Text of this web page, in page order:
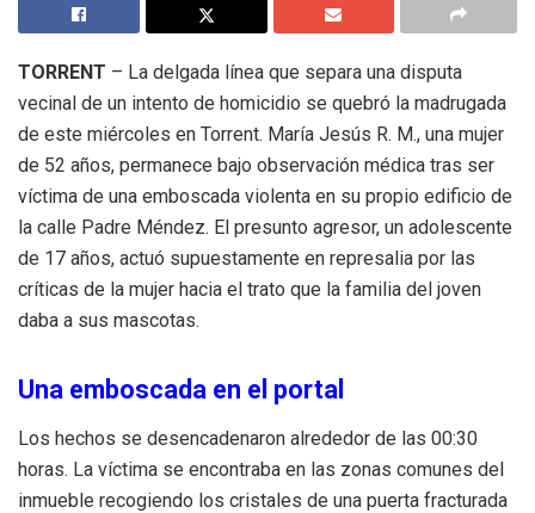
TORRENT – La delgada línea que separa una disputa
vecinal de un intento de homicidio se quebró la madrugada
de este miércoles en Torrent. María Jesús R. M., una mujer
de 52 años, permanece bajo observación médica tras ser
víctima de una emboscada violenta en su propio edificio de
la calle Padre Méndez. El presunto agresor, un adolescente
de 17 años, actuó supuestamente en represalia por las
críticas de la mujer hacia el trato que la familia del joven
daba a sus mascotas.
Una emboscada en el portal
Los hechos se desencadenaron alrededor de las 00:30
horas. La víctima se encontraba en las zonas comunes del
inmueble recogiendo los cristales de una puerta fracturada